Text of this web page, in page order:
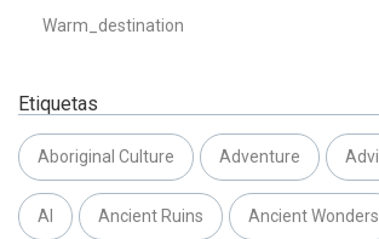
Warm_destination
Etiquetas
Aboriginal Culture Adventure
AI Ancient Ruins Ancient Wonders